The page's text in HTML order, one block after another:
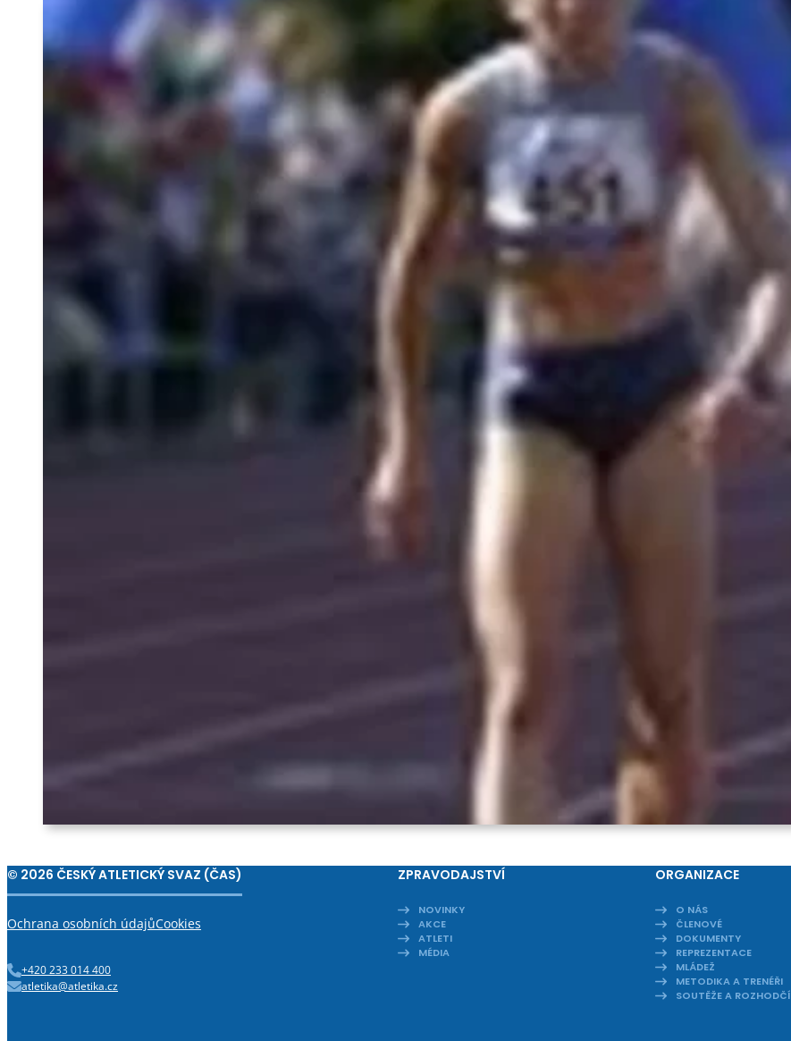
© 2026 ČESKÝ ATLETICKÝ SVAZ (ČAS)
Ochrana osobních údajůCookies
+420 233 014 400
atletika@atletika.cz
ZPRAVODAJSTVÍ
NOVINKY
AKCE
ATLETI
MÉDIA
ORGANIZACE
O NÁS
ČLENOVÉ
DOKUMENTY
REPREZENTACE
MLÁDEŽ
METODIKA A TRENÉŘI
SOUTĚŽE A ROZHODČÍ